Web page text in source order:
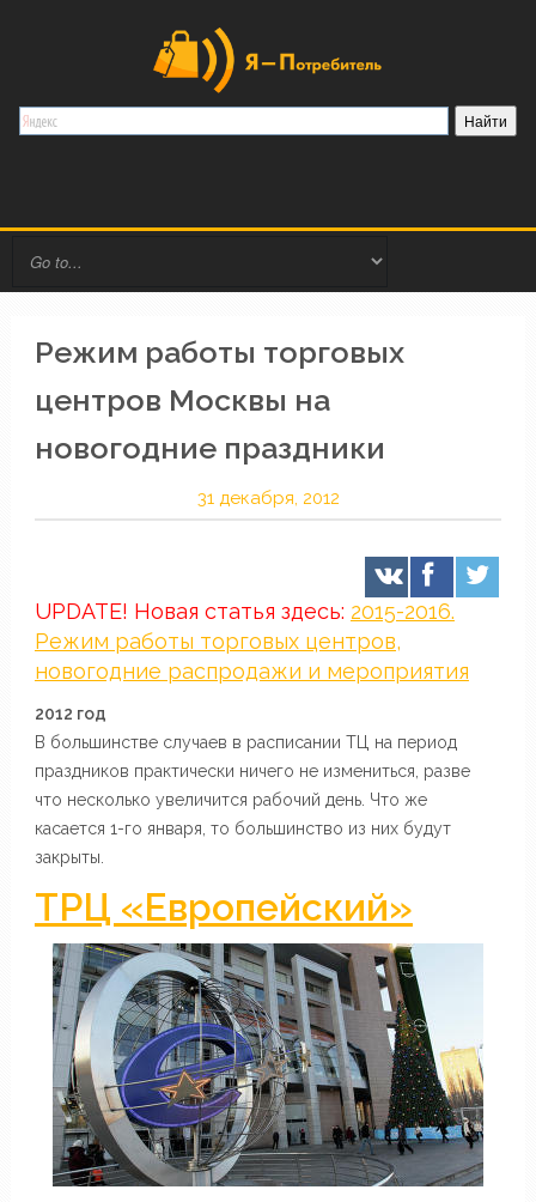
Режим работы торговых
центров Москвы на
новогодние праздники
31 декабря, 2012
UPDATE! Новая статья здесь: 2015-2016.
Режим работы торговых центров,
новогодние распродажи и мероприятия
2012 год
В большинстве случаев в расписании ТЦ на период
праздников практически ничего не измениться, разве
что несколько увеличится рабочий день. Что же
касается 1-го января, то большинство из них будут
закрыты.
ТРЦ «Европейский»